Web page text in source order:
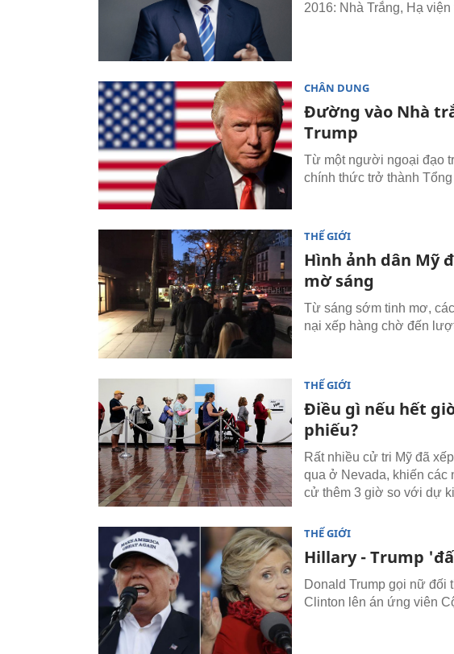
2016: Nhà Trắng, Hạ
CHÂN DUNG
Đường vào Nhà
Trump
Từ một người ngoại đạo
chính thức trở thành
THẾ GIỚI
Hình ảnh dân Mỹ
mờ sáng
Từ sáng sớm tinh mơ,
nại xếp hàng chờ đến
THẾ GIỚI
Điều gì nếu hết
phiếu?
Rất nhiều cử tri Mỹ đã
qua ở Nevada, khiến các
cử thêm 3 giờ so với dự
THẾ GIỚI
Hillary - Trump
Donald Trump gọi nữ đối
Clinton lên án ứng viên